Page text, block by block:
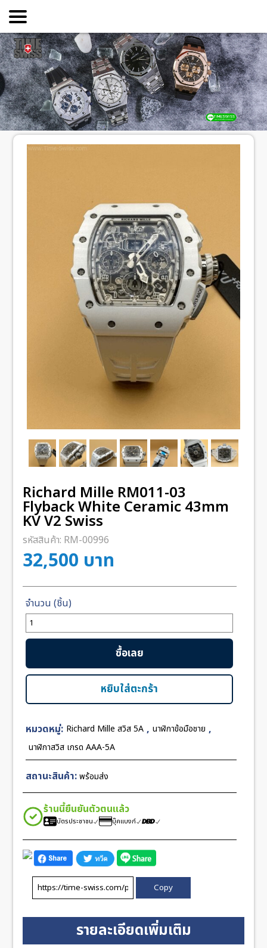
Richard Mille RM011-03
Flyback White Ceramic 43mm
KV V2 Swiss
รหัสสินค้า: RM-00996
32,500 บาท
จำนวน
Richard
Mille
03
White
43mm
KV
V2
Swiss
ชิ้น
หยิบใส่ตะกร้า
ซื้อเลย
หมวดหมู่: Richard Mille สวิส 5A , นาฬิกาข้อมือชาย ,
นาฬิกาสวิส เกรด AAA-5A
สถานะสินค้า:พร้อมส่ง
ร้านนี้ยืนยันตัวตนแล้ว
บัตรประชาชน บุ๊คแบงก์
Copy
รายละเอียดเพิ่มเติม